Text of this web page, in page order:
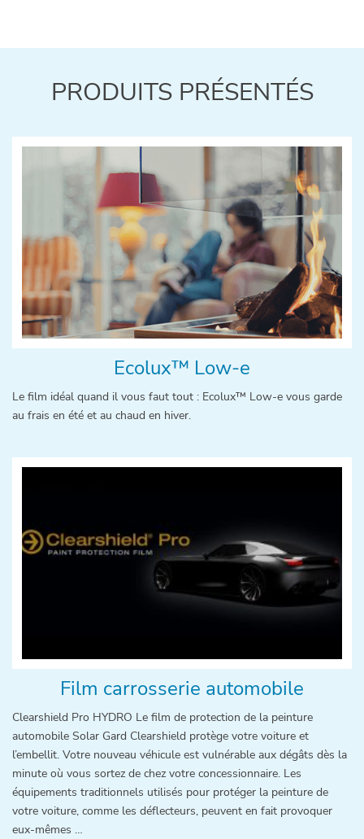
PRODUITS PRÉSENTÉS
Ecolux™ Low-e
Le film idéal quand il vous faut tout : Ecolux™ Low-e vous garde
au frais en été et au chaud en hiver.
Film carrosserie automobile
Clearshield Pro HYDRO Le film de protection de la peinture
automobile Solar Gard Clearshield protège votre voiture et
l’embellit. Votre nouveau véhicule est vulnérable aux dégâts dès la
minute où vous sortez de chez votre concessionnaire. Les
équipements traditionnels utilisés pour protéger la peinture de
votre voiture, comme les déflecteurs, peuvent en fait provoquer
eux-mêmes …